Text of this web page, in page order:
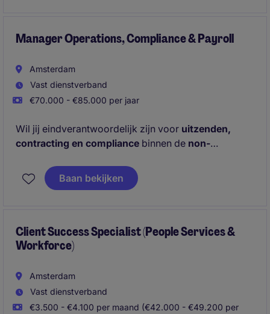
Manager Operations, Compliance & Payroll
Amsterdam
Vast dienstverband
€70.000 - €85.000 per jaar
Wil jij eindverantwoordelijk zijn voor uitzenden,
contracting en compliance binnen de non-
deze rol combineer je
operationeel leiderschap
wet- en regelgeving
Solliciteer direct!
Baan bekijken
Client Success Specialist (People Services &
Workforce)
Amsterdam
Vast dienstverband
€3.500 - €4.100 per maand (€42.000 - €49.200 per